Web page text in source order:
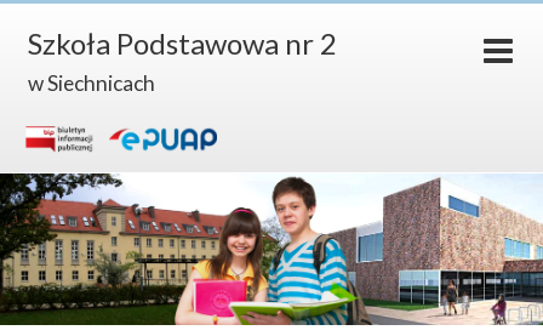
Szkoła Podstawowa nr 2
w Siechnicach